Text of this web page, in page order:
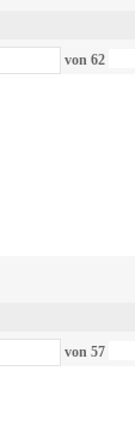
von62
von57